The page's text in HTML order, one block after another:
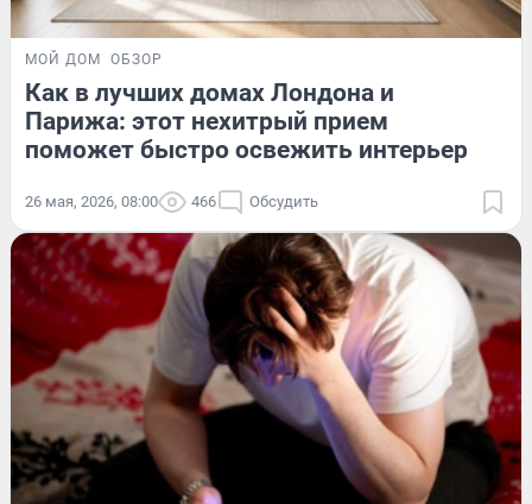
МОЙ ДОМ ОБЗОР
Как в лучших домах Лондона и
Парижа: этот нехитрый прием
поможет быстро освежить интерьер
26 мая, 2026, 08:00 466 Обсудить